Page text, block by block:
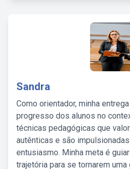
Sandra
Como orientador, minha
progresso dos alunos no
técnicas pedagógicas que
autênticas e são
entusiasmo. Minha meta é
trajetória para se tornarem